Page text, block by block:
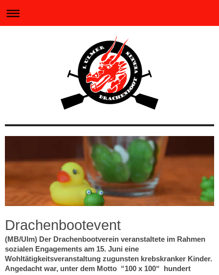
Drachenbootevent
(MB/Ulm) Der Drachenbootverein veranstaltete im Rahmen
sozialen Engagements am 15. Juni eine
Wohltätigkeitsveranstaltung zugunsten krebskranker Kinder.
Angedacht war, unter dem Motto “100 x 100“ hundert